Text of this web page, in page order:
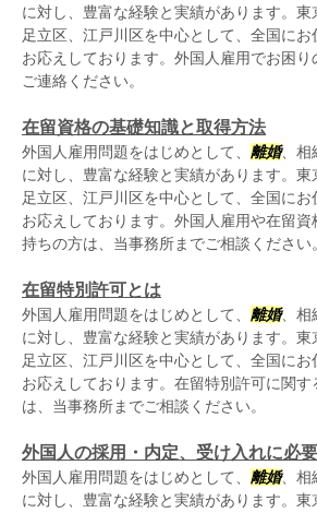
に対し、豊富な経験と実績があります。東
足立区、江戸川区を中心として、全国に
お応えしております。外国人雇用でお困
ご連絡ください。
在留資格の基礎知識と取得方法
外国人雇用問題をはじめとして、 離婚、相
に対し、豊富な経験と実績があります。東
足立区、江戸川区を中心として、全国に
お応えしております。外国人雇用や在留
持ちの方は、当事務所までご相談ください。
在留特別許可とは
外国人雇用問題をはじめとして、 離婚、相
に対し、豊富な経験と実績があります。東
足立区、江戸川区を中心として、全国に
お応えしております。在留特別許可に関
は、当事務所までご相談ください。
外国人の採用・内定、受け入れに必
外国人雇用問題をはじめとして、 離婚、相
に対し、豊富な経験と実績があります。東